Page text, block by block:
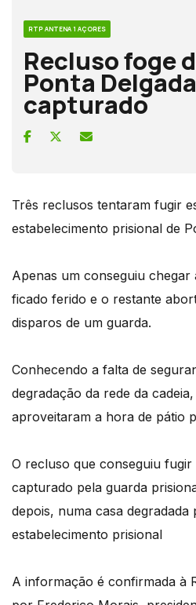
RTP ANTENA 1 AÇORES
Recluso foge
Ponta
capturado
Três reclusos tentaram fugir
estabelecimento prisional de
Apenas um conseguiu
ficado ferido e o restante
disparos de um guarda.
Conhecendo a falta de
degradação da rede da
aproveitaram a hora de pátio
O recluso que conseguiu
capturado pela guarda
depois, numa casa degradada
estabelecimento prisional
A informação é confirmada à